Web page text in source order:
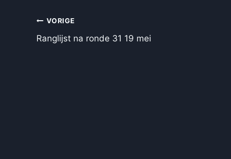
BERICHT
NAVIGATIE
VORIGE
Ranglijst na ronde 31 19 mei